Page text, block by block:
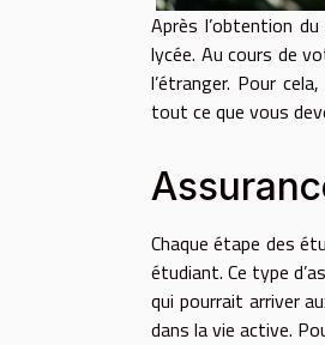
Après l’obtention
lycée. Au cours de
l’étranger. Pour
tout ce que vous
Chaque étape des
étudiant. Ce type
qui pourrait arriver
dans la vie active.